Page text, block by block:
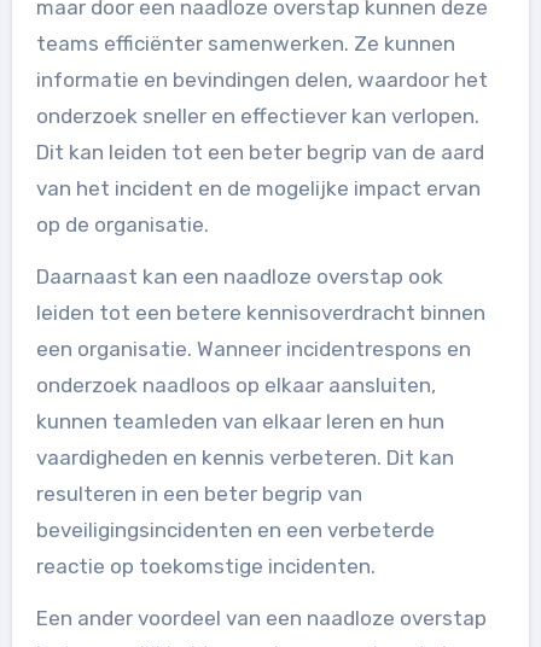
maar door een naadloze overstap kunnen deze
teams efficiënter samenwerken. Ze kunnen
informatie en bevindingen delen, waardoor het
onderzoek sneller en effectiever kan verlopen.
Dit kan leiden tot een beter begrip van de aard
van het incident en de mogelijke impact ervan
op de organisatie.
Daarnaast kan een naadloze overstap ook
leiden tot een betere kennisoverdracht binnen
een organisatie. Wanneer incidentrespons en
onderzoek naadloos op elkaar aansluiten,
kunnen teamleden van elkaar leren en hun
vaardigheden en kennis verbeteren. Dit kan
resulteren in een beter begrip van
beveiligingsincidenten en een verbeterde
reactie op toekomstige incidenten.
Een ander voordeel van een naadloze overstap